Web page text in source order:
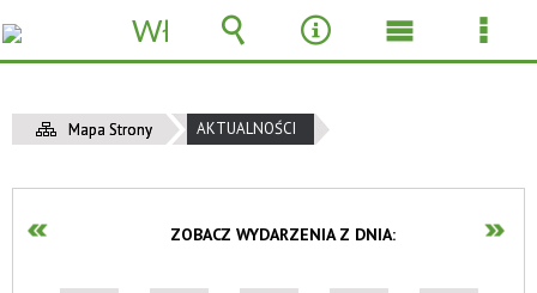
Mapa Strony AKTUALNOŚCI
ZOBACZ WYDARZENIA Z DNIA:
Włącz
powiadomienia
Wyszukiwarka
Narzędzia
Menu